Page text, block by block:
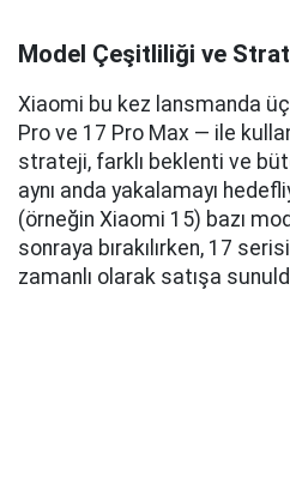
Model Çeşitliliği ve
Xiaomi bu kez lansmanda
Pro ve 17 Pro Max — ile
strateji, farklı beklenti ve
aynı anda yakalamayı
(örneğin Xiaomi 15) bazı
sonraya bırakılırken, 17
zamanlı olarak satışa